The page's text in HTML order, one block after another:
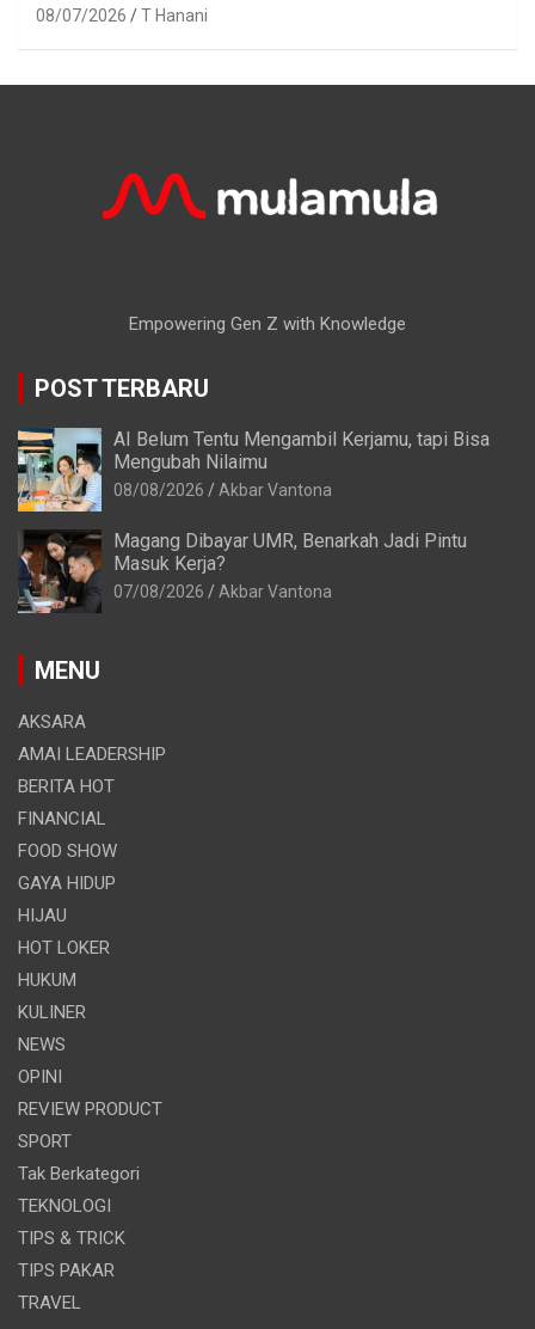
08/07/2026 T Hanani
Empowering Gen Z with Knowledge
POST TERBARU
AI Belum Tentu Mengambil Kerjamu, tapi Bisa
Mengubah Nilaimu
08/08/2026 Akbar Vantona
Magang Dibayar UMR, Benarkah Jadi Pintu
Masuk Kerja?
07/08/2026 Akbar Vantona
MENU
AKSARA
AMAI LEADERSHIP
BERITA HOT
FINANCIAL
FOOD SHOW
GAYA HIDUP
HIJAU
HOT LOKER
HUKUM
KULINER
NEWS
OPINI
REVIEW PRODUCT
SPORT
Tak Berkategori
TEKNOLOGI
TIPS & TRICK
TIPS PAKAR
TRAVEL